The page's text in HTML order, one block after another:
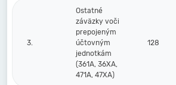
3.
Ostatné
záväzky voči
prepojeným
účtovným
jednotkám
(361A, 36XA,
471A, 47XA)
128